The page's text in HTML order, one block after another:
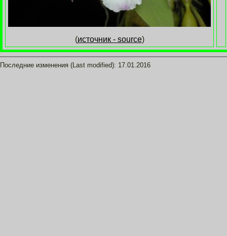
(источник - source)
Последние изменения (Last modified): 17.01.2016